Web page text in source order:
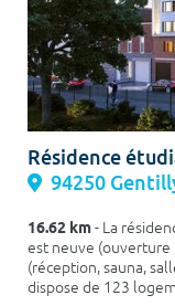
Résidence
94250
16.62 km- La
est neuve (ouverture
(réception, sauna,
dispose de 123